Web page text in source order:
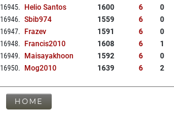
16945. Helio Santos 1600 6
0
16946. Sbib974 1559 6
0
16947. Frazev 1591 6
0
16948. Francis2010 1608 6
1
16949. Maisayakhoon 1592 6
0
16950. Mog2010 1639 6 2
HOME